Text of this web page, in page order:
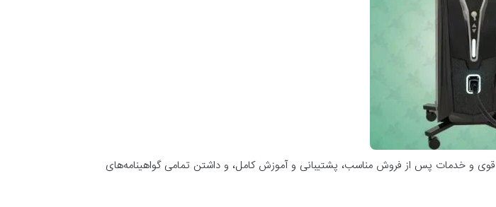
قوی و خدمات پس از فروش مناسب، پشتیبانی و آموزش کامل، و داشتن تمامی گواهینامه‌های